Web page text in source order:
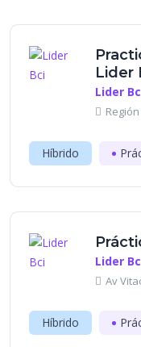
Lider
Lider
Híbrido
Lider
Av
Híbrido